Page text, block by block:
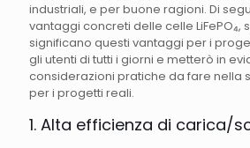
industriali, e per buone ragioni. Di
vantaggi concreti delle celle LiFePO₄,
significano questi vantaggi per i
gli utenti di tutti i giorni e metterò in
considerazioni pratiche da fare nella
per i progetti reali.
1. Alta efficienza di carica/